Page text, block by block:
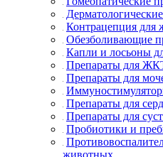
Контрацепция для
Обезболивающие
Капли и лосьоны
Препараты для
Препараты для
Препараты для
Препараты для
Пробиотики и
животных